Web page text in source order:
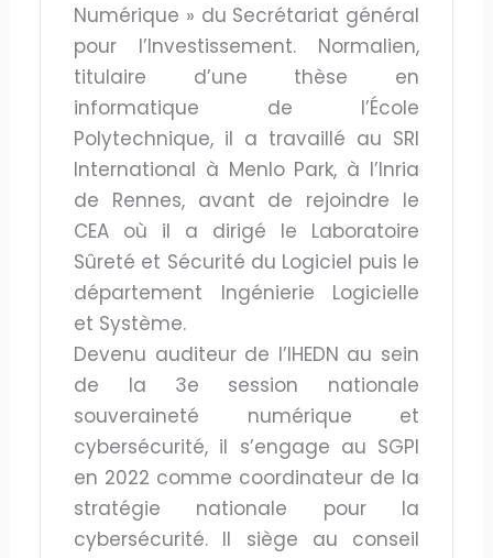
Numérique » du Secrétariat général
pour l’Investissement. Normalien,
titulaire d’une thèse en
informatique de l’École
Polytechnique, il a travaillé au SRI
International à Menlo Park, à l’Inria
de Rennes, avant de rejoindre le
CEA où il a dirigé le Laboratoire
Sûreté et Sécurité du Logiciel puis le
département Ingénierie Logicielle
et Système.
Devenu auditeur de l’IHEDN au sein
de la 3e session nationale
souveraineté numérique et
cybersécurité, il s’engage au SGPI
en 2022 comme coordinateur de la
stratégie nationale pour la
cybersécurité. Il siège au conseil